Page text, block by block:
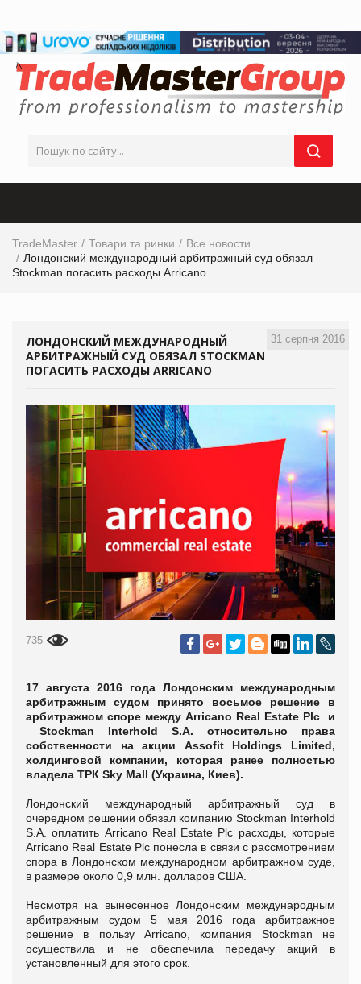
TradeMaster Товари та ринки
Все новости
Лондонский международный арбитражный суд обязал
Stockman погасить расходы Arricano
31 серпня 2016
ЛОНДОНСКИЙ МЕЖДУНАРОДНЫЙ
АРБИТРАЖНЫЙ СУД ОБЯЗАЛ STOCKMAN
ПОГАСИТЬ РАСХОДЫ ARRICANO
735
17 августа 2016 года Лондонским международным
арбитражным судом принято восьмое решение в
арбитражном споре между Arricano Real Estate Plc и
Stockman Interhold S.A. относительно права
собственности на акции Assofit Holdings Limited,
холдинговой компании, которая ранее полностью
владела ТРК Sky Mall (Украина, Киев).
Лондонский международный арбитражный суд в
очередном решении обязал компанию Stockman Interhold
S.A. оплатить Arricano Real Estate Plc расходы, которые
Arricano Real Estate Plc понесла в связи с рассмотрением
спора в Лондонском международном арбитражном суде,
в размере около 0,9 млн. долларов США.
Несмотря на вынесенное Лондонским международным
арбитражным судом 5 мая 2016 года арбитражное
решение в пользу Arricano, компания Stockman не
осуществила и не обеспечила передачу акций в
установленный для этого срок.